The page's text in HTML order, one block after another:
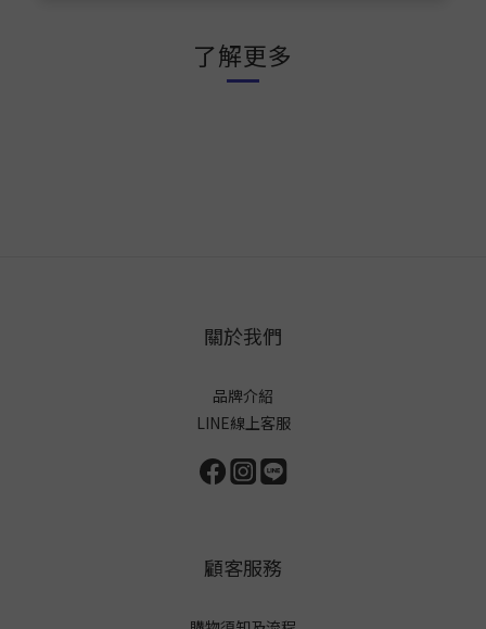
了解更多
關於我們
品牌介紹
LINE線上客服
顧客服務